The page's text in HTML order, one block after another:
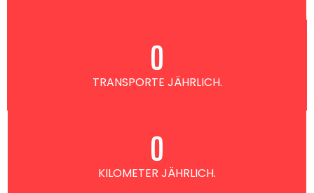
TRANSPORTE JÄHRLICH.
0
KILOMETER JÄHRLICH.
0